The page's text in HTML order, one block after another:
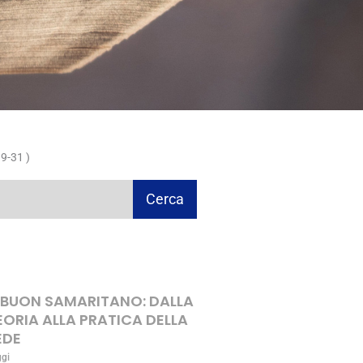
31 )
Cerca
SAMARITANO: DALLA
ALLA PRATICA DELLA